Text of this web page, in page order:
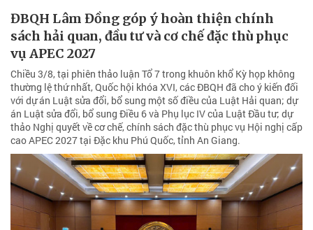
ĐBQH Lâm Đồng góp ý hoàn thiện chính
sách hải quan, đầu tư và cơ chế đặc thù phục
vụ APEC 2027
Chiều 3/8, tại phiên thảo luận Tổ 7 trong khuôn khổ Kỳ họp không
thường lệ thứ nhất, Quốc hội khóa XVI, các ĐBQH đã cho ý kiến đối
với dự án Luật sửa đổi, bổ sung một số điều của Luật Hải quan; dự
án Luật sửa đổi, bổ sung Điều 6 và Phụ lục IV của Luật Đầu tư; dự
thảo Nghị quyết về cơ chế, chính sách đặc thù phục vụ Hội nghị cấp
cao APEC 2027 tại Đặc khu Phú Quốc, tỉnh An Giang.